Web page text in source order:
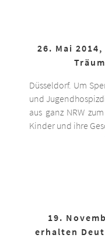
26. Mai
Düsseldorf. Um
und
aus ganz NRW
Kinder und ihre
19.
erhalten